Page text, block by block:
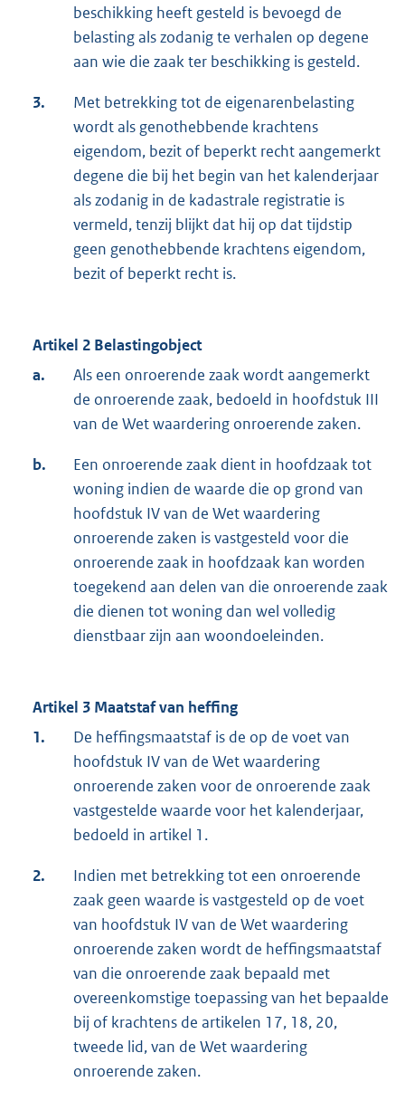
beschikking heeft gesteld is bevoegd de
belasting als zodanig te verhalen op degene
aan wie die zaak ter beschikking is gesteld.
3.
Met betrekking tot de eigenarenbelasting
wordt als genothebbende krachtens
eigendom, bezit of beperkt recht aangemerkt
degene die bij het begin van het kalenderjaar
als zodanig in de kadastrale registratie is
vermeld, tenzij blijkt dat hij op dat tijdstip
geen genothebbende krachtens eigendom,
bezit of beperkt recht is.
Artikel 2 Belastingobject
a.
Als een onroerende zaak wordt aangemerkt
de onroerende zaak, bedoeld in hoofdstuk III
van de Wet waardering onroerende zaken.
b.
Een onroerende zaak dient in hoofdzaak tot
woning indien de waarde die op grond van
hoofdstuk IV van de Wet waardering
onroerende zaken is vastgesteld voor die
onroerende zaak in hoofdzaak kan worden
toegekend aan delen van die onroerende zaak
die dienen tot woning dan wel volledig
dienstbaar zijn aan woondoeleinden.
Artikel 3 Maatstaf van heffing
1.
De heffingsmaatstaf is de op de voet van
hoofdstuk IV van de Wet waardering
onroerende zaken voor de onroerende zaak
vastgestelde waarde voor het kalenderjaar,
bedoeld in artikel 1.
2.
Indien met betrekking tot een onroerende
zaak geen waarde is vastgesteld op de voet
van hoofdstuk IV van de Wet waardering
onroerende zaken wordt de heffingsmaatstaf
van die onroerende zaak bepaald met
overeenkomstige toepassing van het bepaalde
bij of krachtens de artikelen 17, 18, 20,
tweede lid, van de Wet waardering
onroerende zaken.